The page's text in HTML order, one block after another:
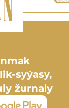
syýasy,
žurnaly